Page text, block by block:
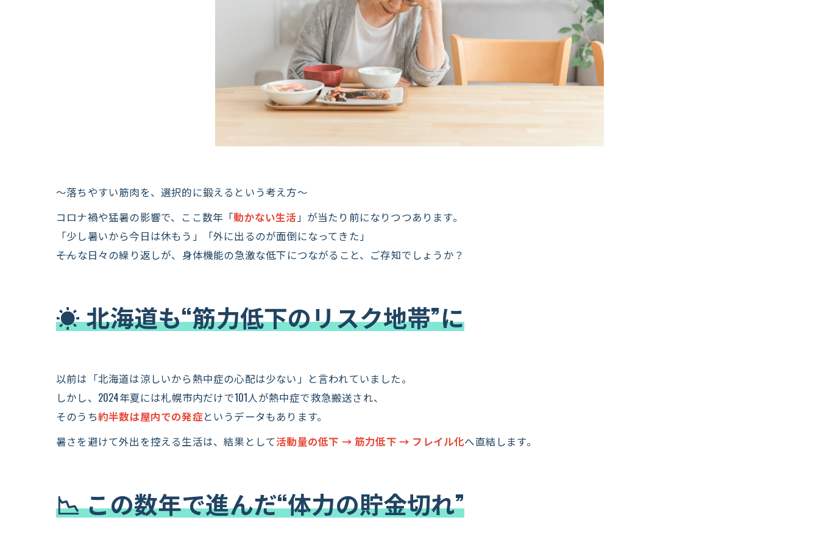
〜落ちやすい筋肉を、選択的に鍛えるという考え方〜
コロナ禍や猛暑の影響で、ここ数年「動かない生活」が当たり前になりつつあります。
「少し暑いから今日は休もう」「外に出るのが面倒になってきた」
――そんな日々の繰り返しが、身体機能の急激な低下につながること、ご存知でしょうか？
☀️ 北海道も“筋力低下のリスク地帯”に
以前は「北海道は涼しいから熱中症の心配は少ない」と言われていました。
しかし、2024年夏には札幌市内だけで101人が熱中症で救急搬送され、
そのうち約半数は屋内での発症というデータもあります。
暑さを避けて外出を控える生活は、結果として活動量の低下 → 筋力低下 → フレイル化へ直結します。
📉 この数年で進んだ“体力の貯金切れ”